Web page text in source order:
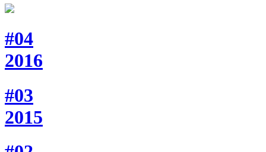
#04
2016
#03
2015